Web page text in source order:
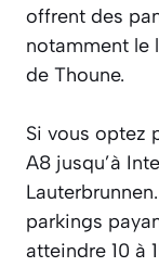
offrent des
notamment le
de Thoune.
Si vous optez
A8 jusqu’à
parkings
atteindre 10 à